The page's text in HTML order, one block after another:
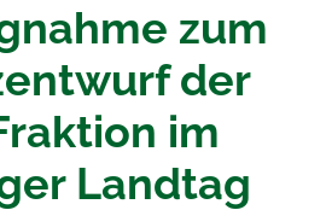
zum
der
im
Landtag